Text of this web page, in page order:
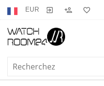
EUR